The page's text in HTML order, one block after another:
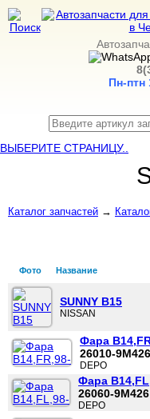
Пн-птн
ВЫБЕРИТЕ СТРАНИЦУ..
Каталог запчастей →
Фото Название
SUNNY B15
NISSAN
Фара
26010-9M426
DEPO
Фара
26060-9M426
DEPO